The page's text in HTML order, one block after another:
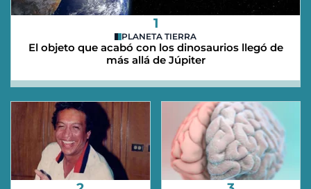
1
PLANETA TIERRA
El objeto que acabó con los dinosaurios llegó de
más allá de Júpiter